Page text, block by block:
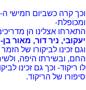
וכך קרה כשביום חמישי ה-22/07 באוניברסיטה ערך לנו
ומכופלת-
התארחו אצלינו הן
יעקובי, ניר דור, מאור
וגם זכינו לביקורו של הזמר
החם, ובשירתו היפה,
לו ריקוד- וכך גם זכינו
סיפורו של הריקוד.